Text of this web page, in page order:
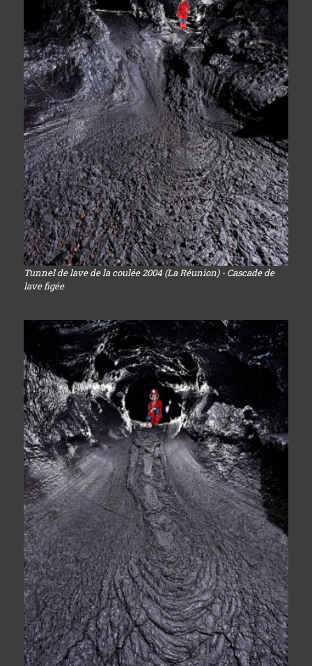
Tunnel de lave de la coulée 2004 (La Réunion) - Cascade de
lave figée